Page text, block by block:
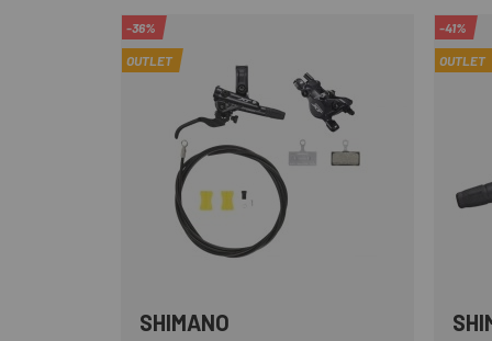
-36%
OUTLET
SHIMANO
-41%
OUTLET